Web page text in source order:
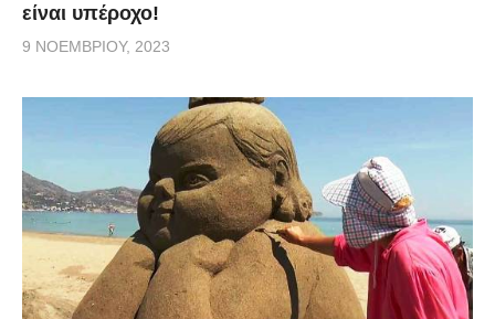
είναι υπέροχο!
9 ΝΟΕΜΒΡΊΟΥ, 2023